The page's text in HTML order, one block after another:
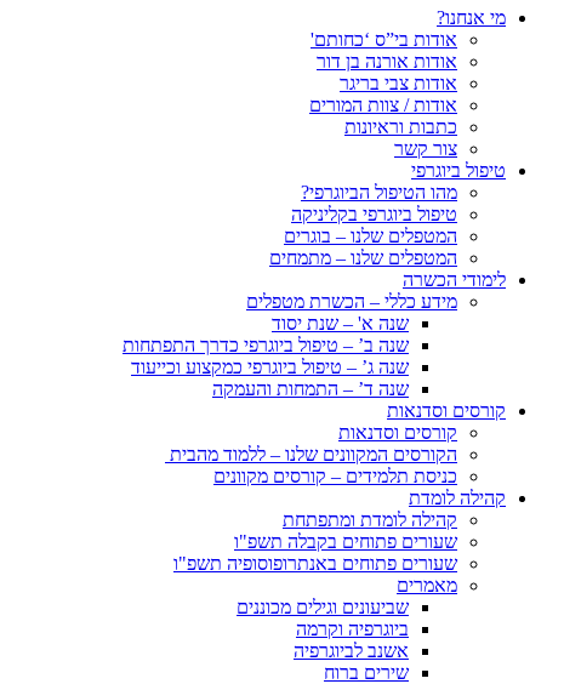
מי אנחנו?
אודות בי”ס ‘כחותם'
אודות אורנה בן דור
אודות צבי בריגר
אודות / צוות המורים
כתבות וראיונות
צור קשר
טיפול ביוגרפי
מהו הטיפול הביוגרפי?
טיפול ביוגרפי בקליניקה
המטפלים שלנו – בוגרים
המטפלים שלנו – מתמחים
לימודי הכשרה
מידע כללי – הכשרת מטפלים
שנה א' – שנת יסוד
שנה ב’ – טיפול ביוגרפי כדרך התפתחות
שנה ג’ – טיפול ביוגרפי כמקצוע וכייעוד
שנה ד’ – התמחות והעמקה
קורסים וסדנאות
קורסים וסדנאות
הקורסים המקוונים שלנו – ללמוד מהבית
כניסת תלמידים – קורסים מקוונים
קהילה לומדת
קהילה לומדת ומתפתחת
שעורים פתוחים בקבלה תשפ"ו
שעורים פתוחים באנתרופוסופיה תשפ"ו
מאמרים
שביעונים וגילים מכוננים
ביוגרפיה וקרמה
אשנב לביוגרפיה
שירים ברוח